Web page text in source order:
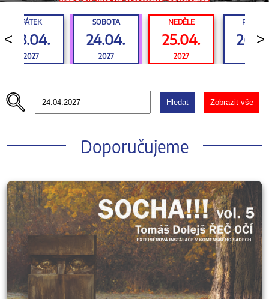
<
PÁTEK
23.04.
2027
SOBOTA
24.04.
2027
NEDĚLE
25.04.
2027
>
Hledat Zobrazit vše
Doporučujeme